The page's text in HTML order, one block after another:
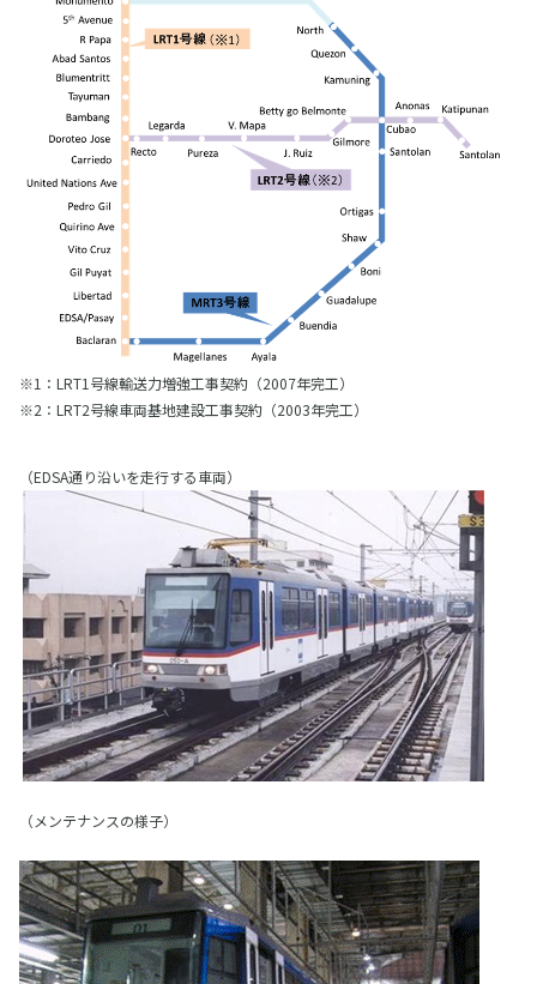
※1：LRT1号線輸送力増強工事契約（2007年完工）
※2：LRT2号線車両基地建設工事契約（2003年完工）
（EDSA通り沿いを走行する車両）
（メンテナンスの様子）